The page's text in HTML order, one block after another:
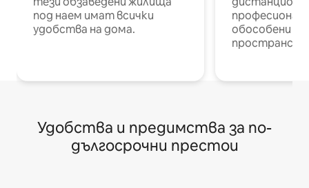
под наем имат всички
удобства на дома.
обособени
Удобства и предимства за по-
дългосрочни престои